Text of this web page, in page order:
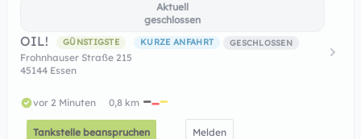
Aktuell
geschlossen
OIL! GÜNSTIGSTE KURZE ANFAHRT GESCHLOSSEN
Frohnhauser Straße 215
45144 Essen
vor 2 Minuten 0,8 km
Tankstelle beanspruchen Melden